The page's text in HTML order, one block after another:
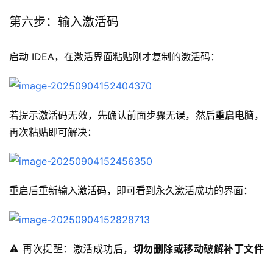
第六步：输入激活码
启动 IDEA，在激活界面粘贴刚才复制的激活码：
若提示激活码无效，先确认前面步骤无误，然后重启电脑，
再次粘贴即可解决：
重启后重新输入激活码，即可看到永久激活成功的界面：
⚠️ 再次提醒：激活成功后， 切勿删除或移动破解补丁文件